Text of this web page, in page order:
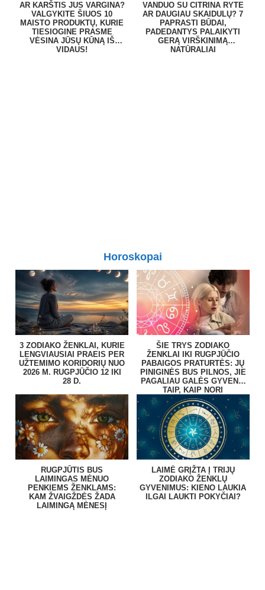
AR KARŠTIS JUS VARGINA?
VALGYKITE ŠIUOS 10
MAISTO PRODUKTŲ, KURIE
TIESIOGINE PRASME
VĖSINA JŪSŲ KŪNĄ IŠ
VIDAUS!
VANDUO SU CITRINA RYTE
AR DAUGIAU SKAIDULŲ? 7
PAPRASTI BŪDAI,
PADEDANTYS PALAIKYTI
GERĄ VIRŠKINIMĄ
NATŪRALIAI
Horoskopai
3 ZODIAKO ŽENKLAI, KURIE
LENGVIAUSIAI PRAEIS PER
UŽTEMIMO KORIDORIŲ NUO
2026 M. RUGPJŪČIO 12 IKI
28 D.
ŠIE TRYS ZODIAKO
ŽENKLAI IKI RUGPJŪČIO
PABAIGOS PRATURTĖS: JŲ
PINIGINĖS BUS PILNOS, JIE
PAGALIAU GALĖS GYVENTI
TAIP, KAIP NORI
RUGPJŪTIS BUS
LAIMINGAS MĖNUO
PENKIEMS ŽENKLAMS:
KAM ŽVAIGŽDĖS ŽADA
LAIMINGĄ MĖNESĮ
LAIMĖ GRĮŽTA Į TRIJŲ
ZODIAKO ŽENKLŲ
GYVENIMUS: KIENO LAUKIA
ILGAI LAUKTI POKYČIAI?